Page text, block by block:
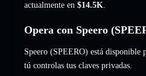
actualmente en $14.5K
Opera con Speero
Speero (SPEERO) está
tú controlas tus claves privadas.